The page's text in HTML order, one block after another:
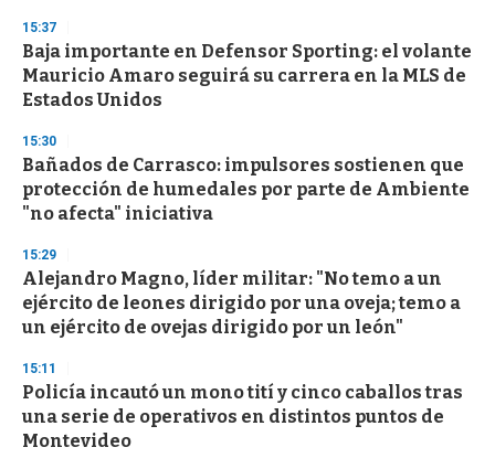
15:37
Baja importante en Defensor Sporting: el volante
Mauricio Amaro seguirá su carrera en la MLS de
Estados Unidos
15:30
Bañados de Carrasco: impulsores sostienen que
protección de humedales por parte de Ambiente
"no afecta" iniciativa
15:29
Alejandro Magno, líder militar: "No temo a un
ejército de leones dirigido por una oveja; temo a
un ejército de ovejas dirigido por un león"
15:11
Policía incautó un mono tití y cinco caballos tras
una serie de operativos en distintos puntos de
Montevideo